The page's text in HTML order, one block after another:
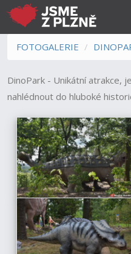
FOTOGALERIE
DinoPark - Unikátní atrakce,
nahlédnout do hluboké